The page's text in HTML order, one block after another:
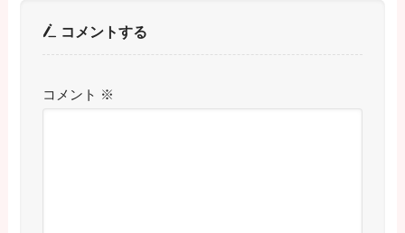
コメントする
コメント ※